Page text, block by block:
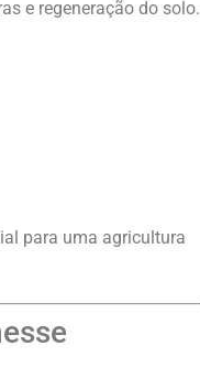
e regeneração do solo.
para uma agricultura